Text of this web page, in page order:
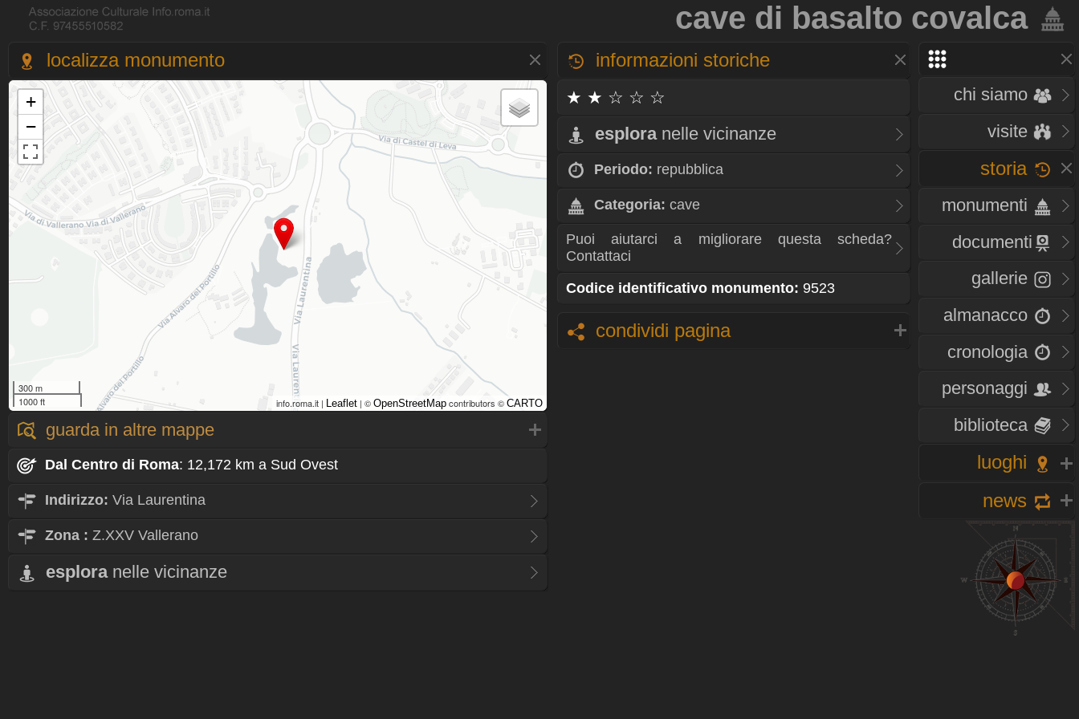
cave di basalto covalca
chi siamo
visite
storia
monumenti
documenti
gallerie
almanacco
cronologia
personaggi
biblioteca
luoghi
news
localizza monumento
+
−
300 m
1000 ft
info.roma.it | Leaflet | © OpenStreetMap contributors © CARTO
guarda in altre mappe
Dal Centro di Roma: 12,172 km a Sud Ovest
Indirizzo: Via Laurentina
Zona : Z.XXV Vallerano
esplora nelle vicinanze
informazioni storiche
★ ★ ☆ ☆ ☆
esplora nelle vicinanze
Periodo: repubblica
Categoria: cave
Puoi aiutarci a migliorare questa scheda?
Contattaci
Codice identificativo monumento: 9523
condividi pagina